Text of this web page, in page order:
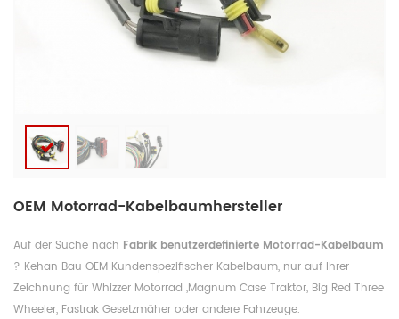
OEM Motorrad-Kabelbaumhersteller
Auf der Suche nach Fabrik benutzerdefinierte Motorrad-Kabelbaum
? Kehan Bau OEM Kundenspezifischer Kabelbaum, nur auf Ihrer
Zeichnung für Whizzer Motorrad ,Magnum Case Traktor, Big Red Three
Wheeler, Fastrak Gesetzmäher oder andere Fahrzeuge.